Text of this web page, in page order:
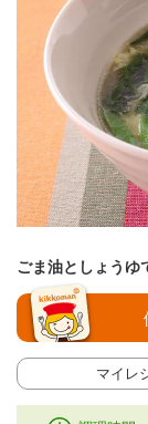
ごま油としょうゆ
マイレ